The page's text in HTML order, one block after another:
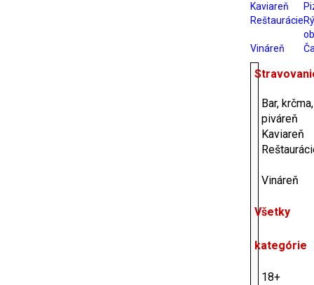
Kaviareň
Reštaurácie
Vináreň
Bar, krčma,
piváreň
Kaviareň
Vináreň
Všetky
kategórie
18+